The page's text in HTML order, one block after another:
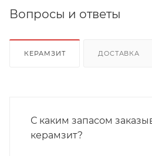
Вопросы и ответы
КЕРАМЗИТ ДОСТАВКА
С каким запасом
керамзит?